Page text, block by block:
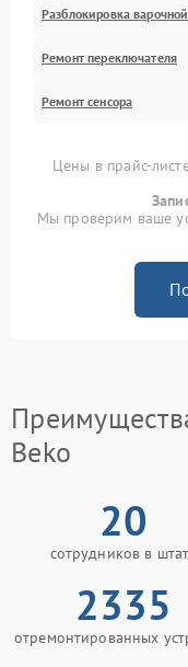
Разблокировка
Ремонт переключателя
Ремонт сенсора
Цены в прайс-
Мы проверим ваше
Beko
20
сотрудников в
2335
отремонтированных